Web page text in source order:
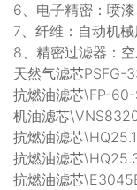
6、电子精密：喷
7、纤维：自动机
8、精密过滤器：
天然气滤芯PSFG-
抗燃油滤芯\FP-
机油滤芯
抗燃油滤芯
抗燃油滤芯
抗燃油滤芯